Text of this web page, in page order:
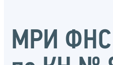
МРИ ФНС